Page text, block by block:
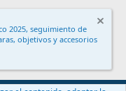
2025, seguimiento de
objetivos y accesorios